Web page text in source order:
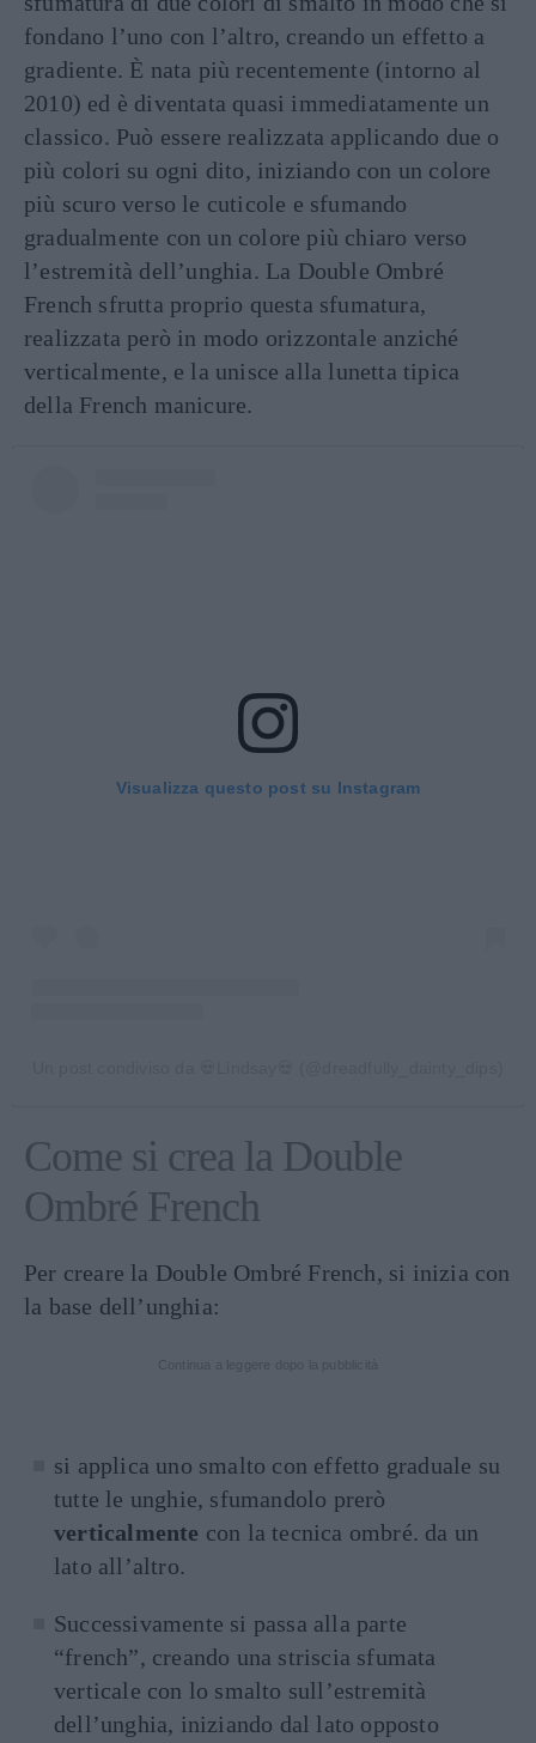
fondano l’uno con l’altro, creando un effetto a
gradiente. È nata più recentemente (intorno al
2010) ed è diventata quasi immediatamente un
classico. Può essere realizzata applicando due o
più colori su ogni dito, iniziando con un colore
più scuro verso le cuticole e sfumando
gradualmente con un colore più chiaro verso
l’estremità dell’unghia. La Double Ombré
French sfrutta proprio questa sfumatura,
realizzata però in modo orizzontale anziché
verticalmente, e la unisce alla lunetta tipica
della French manicure.
Visualizza questo post su Instagram
Come si crea la Double
Ombré French
Per creare la Double Ombré French, si inizia con
la base dell’unghia:
si applica uno smalto con effetto graduale su
tutte le unghie, sfumandolo prerò
verticalmente con la tecnica ombré. da un
lato all’altro.
Successivamente si passa alla parte
“french”, creando una striscia sfumata
verticale con lo smalto sull’estremità
dell’unghia, iniziando dal lato opposto